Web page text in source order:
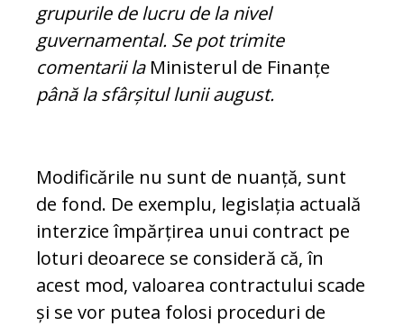
grupurile de lucru de la nivel
guvernamental. Se pot trimite
comentarii la Ministerul de Finanțe
până la sfârșitul lunii august.
Modificările nu sunt de nuanță, sunt
de fond. De exemplu, legislația actuală
in­terzice împărțirea unui contract pe
loturi deoarece se consideră că, în
acest mod, va­loarea contractului scade
și se vor putea folosi pro­ce­duri de